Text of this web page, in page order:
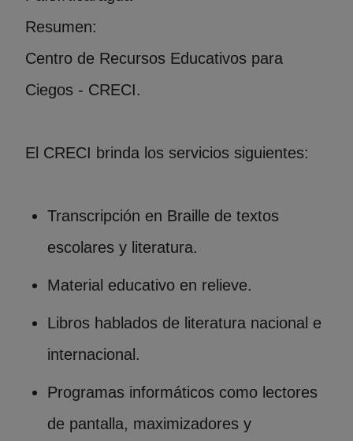
Resumen:
Centro de Recursos Educativos para
Ciegos - CRECI.
El CRECI brinda los servicios siguientes:
Transcripción en Braille de textos
escolares y literatura.
Material educativo en relieve.
Libros hablados de literatura nacional e
internacional.
Programas informáticos como lectores
de pantalla, maximizadores y